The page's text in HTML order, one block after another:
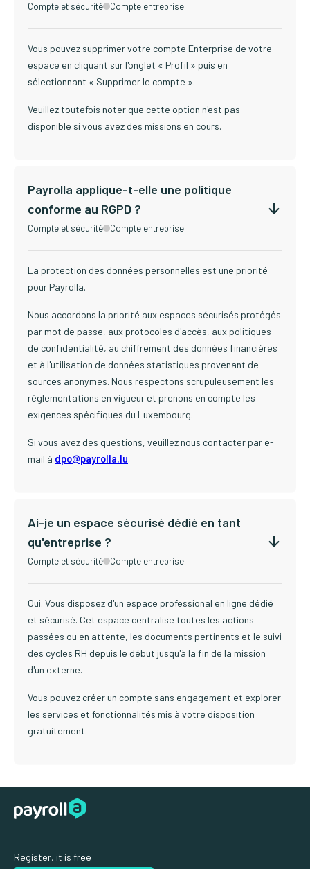
Compte et sécurité Compte entreprise
Vous pouvez supprimer votre compte Enterprise de votre
espace en cliquant sur l'onglet « Profil » puis en
sélectionnant « Supprimer le compte ».
Veuillez toutefois noter que cette option n'est pas
disponible si vous avez des missions en cours.
Payrolla applique-t-elle une politique
conforme au RGPD ?
Compte et sécurité Compte entreprise
La protection des données personnelles est une priorité
pour Payrolla.
Nous accordons la priorité aux espaces sécurisés protégés
par mot de passe, aux protocoles d'accès, aux politiques
de confidentialité, au chiffrement des données financières
et à l'utilisation de données statistiques provenant de
sources anonymes. Nous respectons scrupuleusement les
réglementations en vigueur et prenons en compte les
exigences spécifiques du Luxembourg.
Si vous avez des questions, veuillez nous contacter par e-
mail à dpo@payrolla.lu.
Ai-je un espace sécurisé dédié en tant
qu'entreprise ?
Compte et sécurité Compte entreprise
Oui. Vous disposez d'un espace professional en ligne dédié
et sécurisé. Cet espace centralise toutes les actions
passées ou en attente, les documents pertinents et le suivi
des cycles RH depuis le début jusqu'à la fin de la mission
d'un externe.
Vous pouvez créer un compte sans engagement et explorer
les services et fonctionnalités mis à votre disposition
gratuitement.
Register, it is free